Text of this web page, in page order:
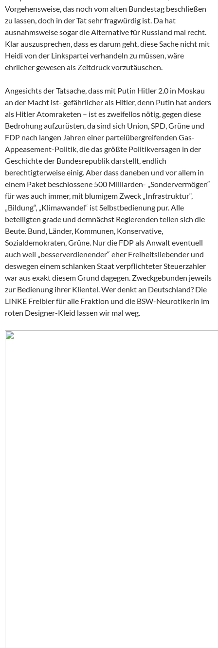
Vorgehensweise, das noch vom alten Bundestag beschließen
zu lassen, doch in der Tat sehr fragwürdig ist. Da hat
ausnahmsweise sogar die Alternative für Russland mal recht.
Klar auszusprechen, dass es darum geht, diese Sache nicht mit
Heidi von der Linkspartei verhandeln zu müssen, wäre
ehrlicher gewesen als Zeitdruck vorzutäuschen.
Angesichts der Tatsache, dass mit Putin Hitler 2.0 in Moskau
an der Macht ist- gefährlicher als Hitler, denn Putin hat anders
als Hitler Atomraketen – ist es zweifellos nötig, gegen diese
Bedrohung aufzurüsten, da sind sich Union, SPD, Grüne und
FDP nach langen Jahren einer parteiübergreifenden Gas-
Appeasement-Politik, die das größte Politikversagen in der
Geschichte der Bundesrepublik darstellt, endlich
berechtigterweise einig. Aber dass daneben und vor allem in
einem Paket beschlossene 500 Milliarden- „Sondervermögen“
für was auch immer, mit blumigem Zweck „Infrastruktur“,
„Bildung“, „Klimawandel“ ist Selbstbedienung pur. Alle
beteiligten grade und demnächst Regierenden teilen sich die
Beute. Bund, Länder, Kommunen, Konservative,
Sozialdemokraten, Grüne. Nur die FDP als Anwalt eventuell
auch weil „besserverdienender“ eher Freiheitsliebender und
deswegen einem schlanken Staat verpflichteter Steuerzahler
war aus exakt diesem Grund dagegen. Zweckgebunden jeweils
zur Bedienung ihrer Klientel. Wer denkt an Deutschland? Die
LINKE Freibier für alle Fraktion und die BSW-Neurotikerin im
roten Designer-Kleid lassen wir mal weg.